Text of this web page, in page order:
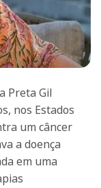
Preta Gil
nos Estados
um câncer
a doença
em uma